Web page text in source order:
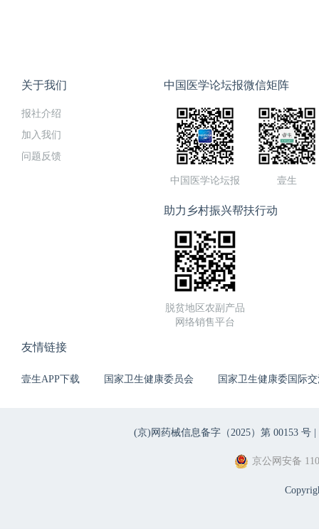
关于我们
报社介绍
加入我们
问题反馈
中国医学论坛报微信矩阵
中国医学论坛报 壹生
助力乡村振兴帮扶行动
脱贫地区农副产品
网络销售平台
友情链接
壹生APP下载 国家卫生健康委员会 国家卫生健康委国际
(京)网药械信息备字（2025）第 00153 号 |
京公网安备